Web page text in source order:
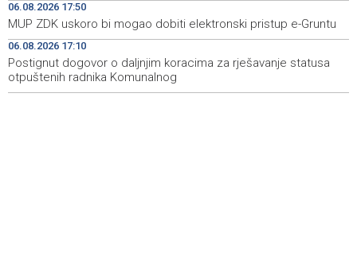
19:32
Velika nagrada Britanije ostaje u MotoGP kalendaru do
2028. godine
19:29
Španska krajnja ljevica i desnica ujedinjene protiv
Maroka kao suorganizatora SP 2030.
06.08.2026 17:50
MUP ZDK uskoro bi mogao dobiti elektronski pristup e-Gruntu
06.08.2026 17:10
Postignut dogovor o daljnjim koracima za rješavanje statusa
otpuštenih radnika Komunalnog